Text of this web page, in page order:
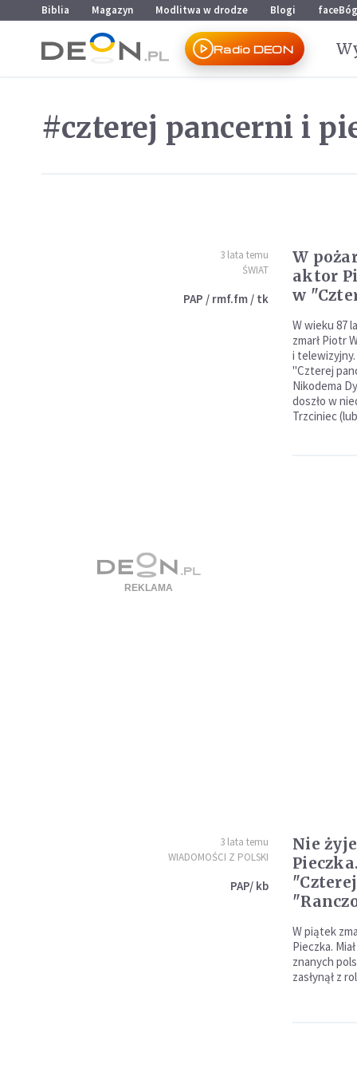
Przejdź do menu głównego
Przejdź do treści
Biblia Magazyn Modlitwa w drodze Blogi faceBóg
Radio DEON
#czterej pancerni i
3 lata temu
ŚWIAT
PAP / rmf.fm / tk
W
aktor
w
W wieku 87
zmarł Piotr
i telewizyjny.
"Czterej
Nikodema
doszło w
Trzciniec
3 lata temu
WIADOMOŚCI Z POLSKI
PAP/ kb
Nie
W piątek
Pieczka.
znanych
zasłynął z